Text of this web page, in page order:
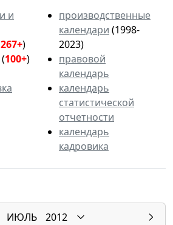
и
)
(100+)
производственные
календари (1998-
2023)
правовой
календарь
календарь
статистической
отчетности
календарь
кадровика
ИЮЛЬ
2012